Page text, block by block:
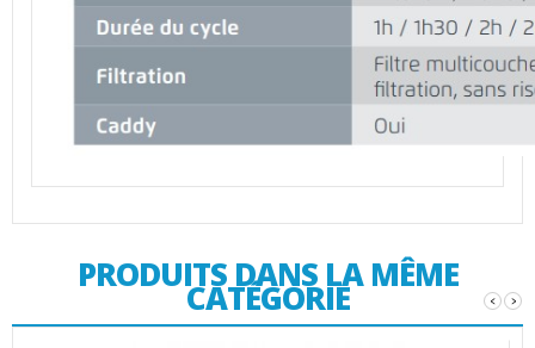
PRODUITS DANS LA MÊME
CATÉGORIE ‹ ›